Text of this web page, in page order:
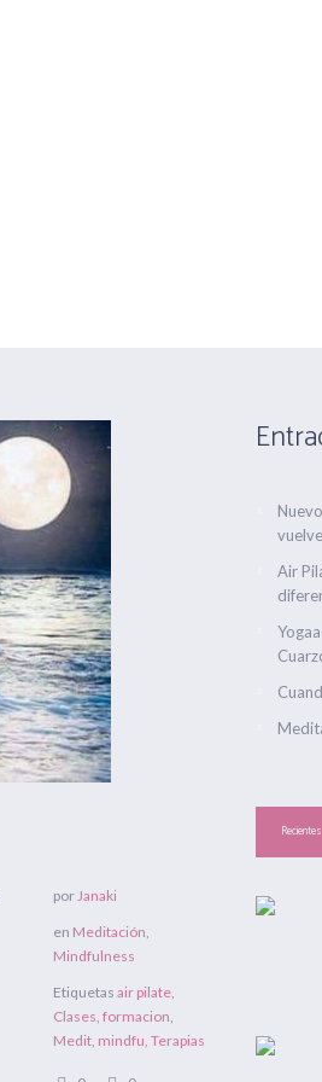
porJanaki
en Meditación,
Mindfulness
Etiquetasair pilate,
Clases,formacion,
Medit, mindfu,Terapias
Air
Recientes